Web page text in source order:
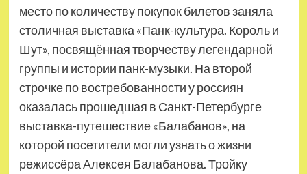
место по количеству покупок билетов заняла
столичная выставка «Панк-культура. Король и
Шут», посвящённая творчеству легендарной
группы и истории панк-музыки. На второй
строчке по востребованности у россиян
оказалась прошедшая в Санкт-Петербурге
выставка-путешествие «Балабанов», на
которой посетители могли узнать о жизни
режиссёра Алексея Балабанова. Тройку